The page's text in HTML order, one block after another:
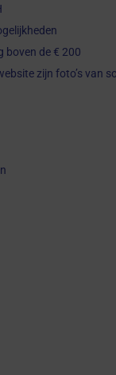
boven de € 200
zijn foto’s van